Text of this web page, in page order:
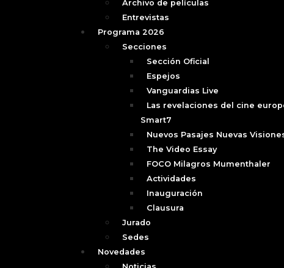
Archivo de películas
Entrevistas
Programa 2026
Secciones
Sección Oficial
Espejos
Vanguardias Live
Las revelaciones del cine
Smart7
Nuevos Pasajes Nuevas
The Video Essay
FOCO Milagros Mumenthaler
Actividades
Inauguración
Clausura
Jurado
Sedes
Novedades